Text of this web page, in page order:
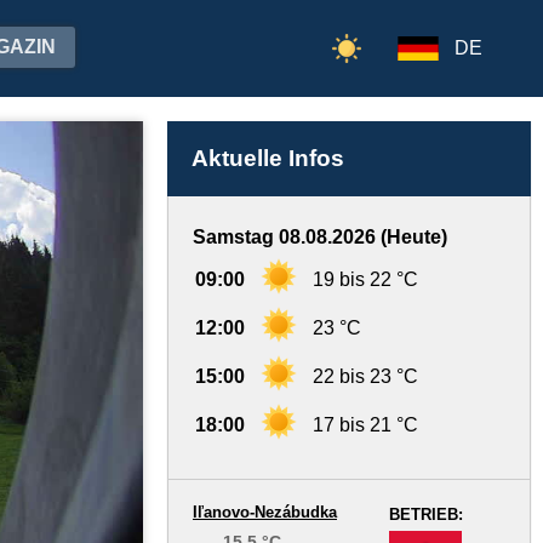
DE
Aktuelle Infos
Samstag 08.08.2026 (Heute)
09:00 19 bis 22 °C
12:00 23 °C
15:00 22 bis 23 °C
18:00 17 bis 21 °C
BETRIEB:
Iľanovo-Nezábudka